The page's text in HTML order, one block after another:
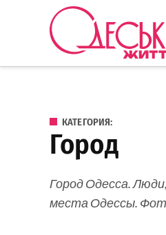
Перейти к содержанию
КАТЕГОРИЯ:
Город
Город Одесса.
места Одессы.